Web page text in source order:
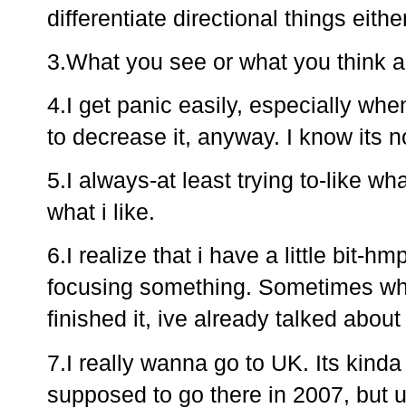
differentiate directional things
3.What you see or what you think
4.I get panic easily, especially
to decrease it, anyway. I know its
5.I always-at least trying to-like
what i like.
6.I realize that i have a little bit-
focusing something. Sometimes
finished it, ive already talked
7.I really wanna go to UK. Its
supposed to go there in 2007, but